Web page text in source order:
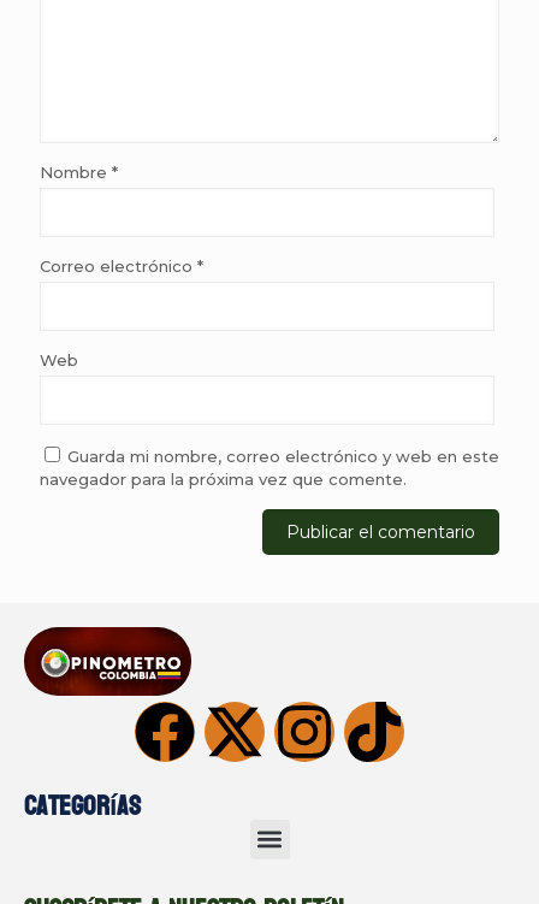
Nombre *
Correo electrónico *
Web
Guarda mi nombre, correo electrónico y web en este
navegador para la próxima vez que comente.
Categorías